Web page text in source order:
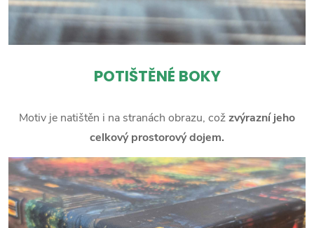
POTIŠTĚNÉ BOKY
Motiv je natištěn i na stranách obrazu, cožzvýrazní jeho
celkový prostorový dojem.